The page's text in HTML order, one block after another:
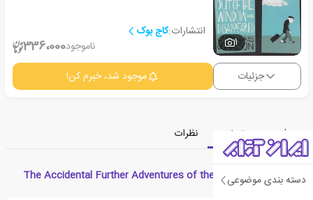
دسته بندی موضوعی
1
انتشارات:کاج بوک
ناموجود336،000
جزئیات موجود شد، خبرم کن!
معرفی دسته‌بندی نظرات
معرفی کتاب The Accidental Further Adventures of the Hundred-
Year-Old Man